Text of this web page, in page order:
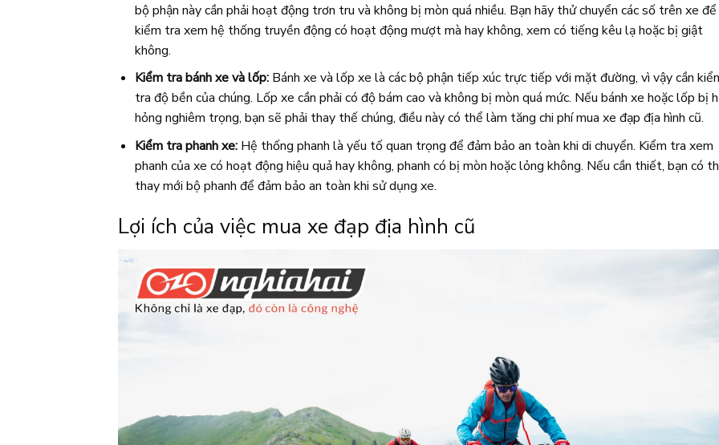
bộ phận này cần phải hoạt động trơn tru và không bị mòn quá nhiều. Bạn hãy thử chuyển các số trên xe để
kiểm tra xem hệ thống truyền động có hoạt động mượt mà hay không, xem có tiếng kêu lạ hoặc bị giật
không.
Kiểm tra bánh xe và lốp:Bánh xe và lốp xe là các bộ phận tiếp xúc trực tiếp với mặt đường, vì vậy cần
tra độ bền của chúng. Lốp xe cần phải có độ bám cao và không bị mòn quá mức. Nếu bánh xe hoặc lốp bị
hỏng nghiêm trọng, bạn sẽ phải thay thế chúng, điều này có thể làm tăng chi phí mua xe đạp địa hình cũ.
Kiểm tra phanh xe:Hệ thống phanh là yếu tố quan trọng để đảm bảo an toàn khi di chuyển. Kiểm tra xem
phanh của xe có hoạt động hiệu quả hay không, phanh có bị mòn hoặc lỏng không. Nếu cần thiết, bạn có
thay mới bộ phanh để đảm bảo an toàn khi sử dụng xe.
Lợi ích của việc mua xe đạp địa hình cũ